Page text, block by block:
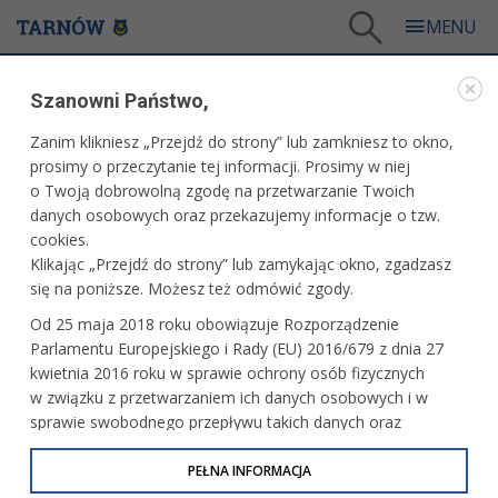
PIKNIK ZDROWA RODZINA
07.07.2026, 12:53
Będą gry, zabawy, warsztaty artystyczne i atrakcje dla
całych rodzin – w Tarnowie odbędzie się kolejna edycja
Pikniku Zdrowa Rodzina. Wydarzenie zaplanowano
w sobotę, 11 lipca na Kantorii.
Szanowni Państwo,
Zanim klikniesz „Przejdź do strony” lub zamkniesz to okno,
prosimy o przeczytanie tej informacji. Prosimy w niej
o Twoją dobrowolną zgodę na przetwarzanie Twoich
danych osobowych oraz przekazujemy informacje o tzw.
cookies.
Klikając „Przejdź do strony” lub zamykając okno, zgadzasz
się na poniższe. Możesz też odmówić zgody.
Od 25 maja 2018 roku obowiązuje Rozporządzenie
Parlamentu Europejskiego i Rady (EU) 2016/679 z dnia 27
kwietnia 2016 roku w sprawie ochrony osób fizycznych
w związku z przetwarzaniem ich danych osobowych i w
sprawie swobodnego przepływu takich danych oraz
uchylenia dyrektywy 95/46/WE (określane jako RODO, GDPR
lub Ogólne Rozporządzenie o Ochronie Danych
PEŁNA INFORMACJA